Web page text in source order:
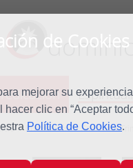
de Cookies
mejorar su
hacer clic en “Aceptar
Política de Cookies.
Predicación Santísima